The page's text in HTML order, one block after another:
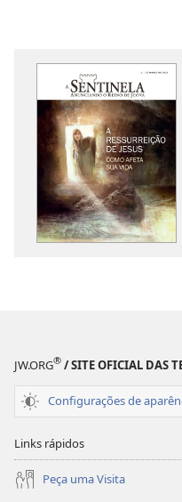
JW.ORG® / SITE OFICIAL DAS
Configurações de
Links rápidos
Peça uma Visita